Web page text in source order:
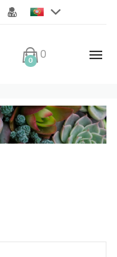
0 0€